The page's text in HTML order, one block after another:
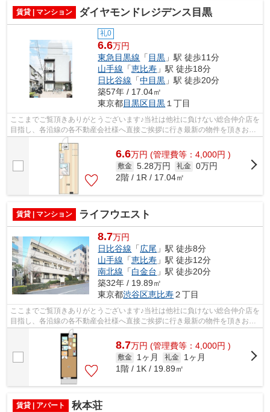
賃貸 | マンション ダイヤモンドレジデンス目黒
礼0
6.6万円
東急目黒線 「 目黒 」駅 徒歩11分
山手線 「恵比寿 」駅 徒歩18分
日比谷線 「中目黒 」駅 徒歩20分
築57年 / 17.04㎡
東京都目黒区目黒 １丁目
ここまでご覧頂きありがとうございます♪当社は他社に負けない総合仲介店を
目指し、各沿線の各不動産会社様へ直接ご挨拶に行き最新の物件を頂きお客
様へ提供しております！最新の情報は...
6.6万円 (管理費等：4,000円 )
敷金 5.28万円 礼金 0万円
2階 / 1R / 17.04㎡
賃貸 | マンション ライフウエスト
8.7万円
日比谷線 「広尾 」駅 徒歩8分
山手線 「恵比寿 」駅 徒歩12分
南北線 「白金台 」駅 徒歩20分
築32年 / 19.89㎡
東京都渋谷区恵比寿２丁目
ここまでご覧頂きありがとうございます♪当社は他社に負けない総合仲介店を
目指し、各沿線の各不動産会社様へ直接ご挨拶に行き最新の物件を頂きお客
様へ提供しております！最新の情報は...
8.7万円 (管理費等：4,000円 )
敷金 1ヶ月 礼金
1ヶ月
1階 / 1K / 19.89㎡
賃貸 | アパート 秋本荘